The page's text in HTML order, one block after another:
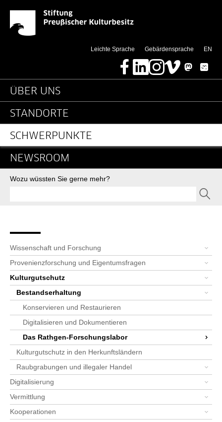
Springe direkt zu:
News-Detail-RLF -
Leichte Sprache Gebärdensprache EN
FacebookLinkedInInstagram
Vimeo MastodonBluesky
Hauptnavigation
ÜBER UNS
STANDORTE
SCHWERPUNKTE
NEWSROOM
Suche
Wozu wüssten Sie gerne mehr?
Seitenpfad
Bereichsnavigation
Wissenschaft und Forschung
Provenienzforschung und Eigentumsfragen
Kulturgutschutz
Bestandserhaltung
Konservieren und Restaurieren
Digitalisieren und Dokumentieren
Das Rathgen-Forschungslabor
Kulturgutschutz in den Herkunftsländern
Raubgrabungen und illegaler Handel
Digitalisierung
Vermittlung
Kooperationen